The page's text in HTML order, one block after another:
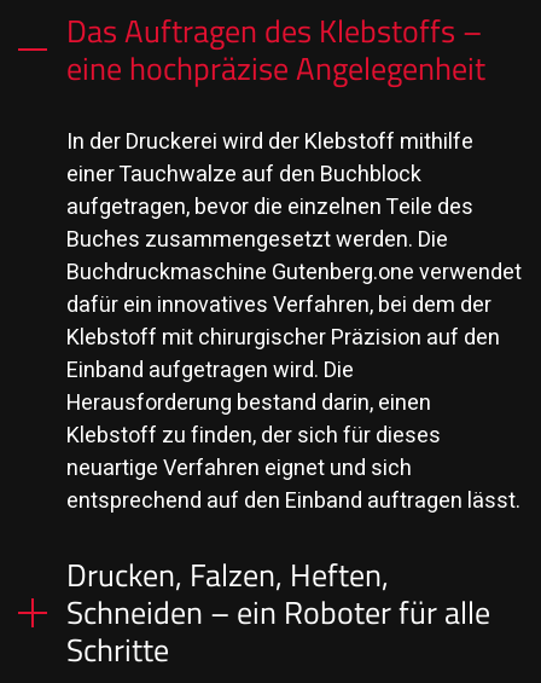
Das Auftragen des Klebstoffs –
eine hochpräzise Angelegenheit
In der Druckerei wird der Klebstoff mithilfe
einer Tauchwalze auf den Buchblock
aufgetragen, bevor die einzelnen Teile des
Buches zusammengesetzt werden. Die
Buchdruckmaschine Gutenberg.one verwendet
dafür ein innovatives Verfahren, bei dem der
Klebstoff mit chirurgischer Präzision auf den
Einband aufgetragen wird. Die
Herausforderung bestand darin, einen
Klebstoff zu finden, der sich für dieses
neuartige Verfahren eignet und sich
entsprechend auf den Einband auftragen lässt.
Drucken, Falzen, Heften,
Schneiden – ein Roboter für alle
Schritte